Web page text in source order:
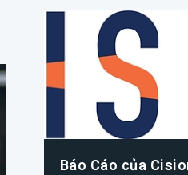
Báo Cáo của